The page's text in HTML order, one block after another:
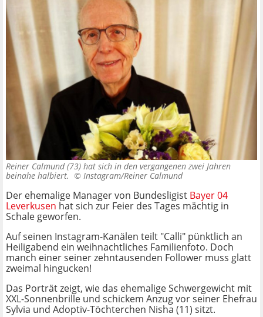
Reiner Calmund (73) hat sich in den vergangenen zwei Jahren
beinahe halbiert. © Instagram/Reiner Calmund
Der ehemalige Manager von Bundesligist Bayer 04
Leverkusen hat sich zur Feier des Tages mächtig in
Schale geworfen.
Auf seinen Instagram-Kanälen teilt "Calli" pünktlich an
Heiligabend ein weihnachtliches Familienfoto. Doch
manch einer seiner zehntausenden Follower muss glatt
zweimal hingucken!
Das Porträt zeigt, wie das ehemalige Schwergewicht mit
XXL-Sonnenbrille und schickem Anzug vor seiner Ehefrau
Sylvia und Adoptiv-Töchterchen Nisha (11) sitzt.